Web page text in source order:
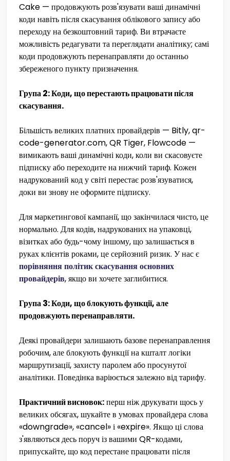
Cake — продовжують розв'язувати ваші динамічні
коди навіть після скасування облікового запису або
переходу на безкоштовний тариф. Ви втрачаєте
можливість редагувати та переглядати аналітику; самі
коди продовжують перенаправляти до останньо
збереженого пункту призначення.
Група 2: Коди, що перестають працювати після
скасування.
Більшість великих платних провайдерів — Bitly, qr-
code-generator.com, QR Tiger, Flowcode —
вимикають ваші динамічні коди, коли ви скасовуєте
підписку або переходите на нижчий тариф. Кожен
надрукований код у світі перестає розв'язуватися,
доки ви знову не оформите підписку.
Для маркетингової кампанії, що закінчилася чисто, це
нормально. Для кодів, надрукованих на упаковці,
візитках або будь-чому іншому, що залишається в
руках клієнтів роками, це серйозний ризик. У нас є
порівняння політик скасування основних
провайдерів, якщо ви хочете заглибитися.
Група 3: Коди, що блокують функції, але
продовжують перенаправляти.
Деякі провайдери залишають базове перенаправлення
робочим, але блокують функції на кшталт логіки
маршрутизації, захисту паролем або просунутої
аналітики. Поведінка варіюється залежно від тарифу.
Практичний висновок:перш ніж друкувати щось у
великих обсягах, шукайте в умовах провайдера слова
«downgrade», «cancel» і «expire». Якщо ці слова
з'являються десь поруч із вашими QR-кодами,
припускайте, що код перестане працювати після